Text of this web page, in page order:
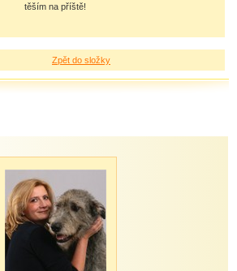
těším na příště!
Zpět do složky